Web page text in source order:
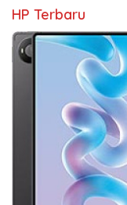
HP Terbaru